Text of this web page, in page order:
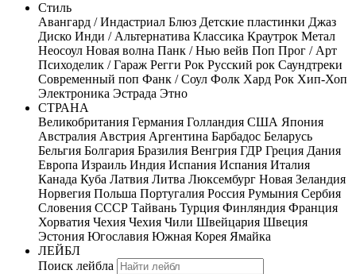
Стиль
Авангард / Индастриал Блюз Детские пластинки Джаз
Диско Инди / Альтернатива Классика Краутрок Метал
Неосоул Новая волна Панк / Нью вейв Поп Прог / Арт
Психоделик / Гараж Регги Рок Русский рок Саундтреки
Современный поп Фанк / Соул Фолк Хард Рок Хип-Хоп
Электроника Эстрада Этно
СТРАНА
Великобритания Германия Голландия США Япония
Австралия Австрия Аргентина Барбадос Беларусь
Бельгия Болгария Бразилия Венгрия ГДР Греция Дания
Европа Израиль Индия Испания Испания Италия
Канада Куба Латвия Литва Люксембург Новая Зеландия
Норвегия Польша Португалия Россия Румыния Сербия
Словения СССР Тайвань Турция Финляндия Франция
Хорватия Чехия Чехия Чили Швейцария Швеция
Эстония Югославия Южная Корея Ямайка
ЛЕЙБЛ
Поиск лейбла